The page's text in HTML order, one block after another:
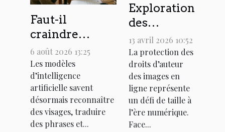
Faut-il
craindre
l’apprentissage
automatique
des chats dans
nos outils
quotidiens ?
6 août 2026 13:25
Les modèles
d’intelligence
artificielle savent
désormais reconnaître
des visages, traduire
des phrases et...
Exploration
des
méthodes
pour
protéger
les droits
d'auteur
des images
en ligne
13 avril 2026 10:52
La protection des
droits d’auteur
des images en
ligne représente
un défi de taille à
l’ère numérique.
Face...